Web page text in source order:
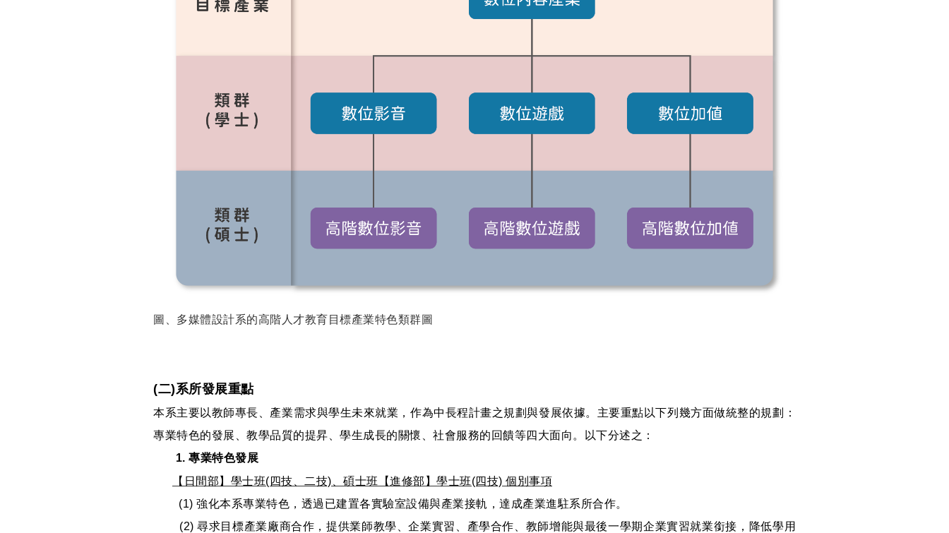
圖、多媒體設計系的高階人才教育目標產業特色類群圖
(二)系所發展重點
本系主要以教師專長、產業需求與學生未來就業，作為中長程計畫之規劃與發展依據。主要重點以下列幾方面做統整的規劃：
專業特色的發展、教學品質的提昇、學生成長的關懷、社會服務的回饋等四大面向。以下分述之：
1. 專業特色發展
【日間部】學士班(四技、二技)、碩士班【進修部】學士班(四技) 個別事項
(1) 強化本系專業特色，透過已建置各實驗室設備與產業接軌，達成產業進駐系所合作。
(2) 尋求目標產業廠商合作，提供業師教學、企業實習、產學合作、教師增能與最後一學期企業實習就業銜接，降低學用